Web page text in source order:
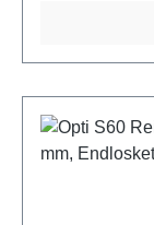
beigeMaße: